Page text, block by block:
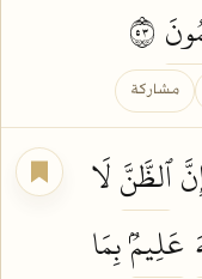
مشاركة
ٱلظَّنَّلَا
عَلِيمُۢبِمَا